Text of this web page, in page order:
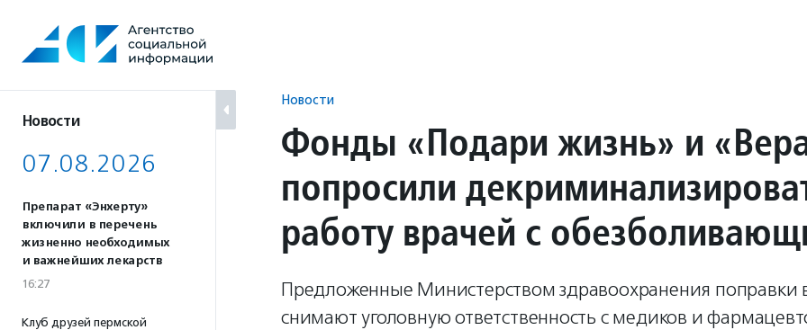
содержанию
Новости
07.08.2026
Препарат «Энхерту»
включили в перечень
жизненно необходимых
и важнейших лекарств
16:27
Клуб друзей пермской
Новости
Фонды «Подари жизнь» и
попросили
работу врачей с
Предложенные Министерством здравоохранения поправки
снимают уголовную ответственность с медиков и